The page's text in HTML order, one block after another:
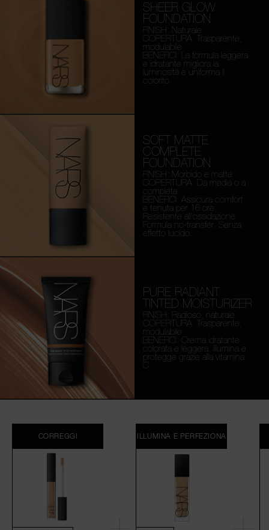
SHEER GLOW
FOUNDATION
FINISH: Naturale
COPERTURA: Trasparente,
modulabile
BENEFICI: La formula leggera
e idratante migliora la
luminosità e uniforma il
colorito.
SOFT MATTE
COMPLETE
FOUNDATION
FINISH: Morbido e matte
COPERTURA: Da media o a
completa
BENEFICI: Assicura comfort
e tenuta per 16 ore.
Resistente all'ossidazione.
Formula no-transfer. Senza
effetto lucido.
PURE RADIANT
TINTED MOISTURIZER
FINISH: Radioso, naturale
COPERTURA: Trasparente,
modulabile
BENEFICI: Crema idratante
colorata e leggera. Illumina e
protegge grazie alla vitamina
C.
CORREGGI ILLUMINA E PERFEZIONA